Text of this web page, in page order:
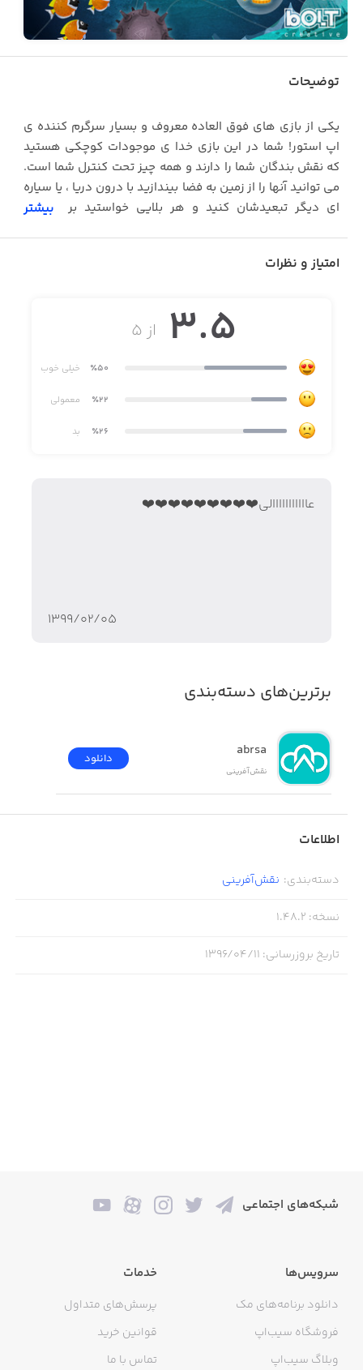
توضیحات
یکی از بازی های فوق العاده معروف و بسیار سرگرم کننده ی
اپ استور! شما در این بازی خدا ی موجودات کوچکی هستید
که نقش بندگان شما را دارند و همه چیز تحت کنترل شما است.
می توانید آنها را از زمین به فضا بیندازید با درون دریا ، یا سیاره
ای دیگر تبعیدشان کنید و هر بلایی خواستید بر سرشان
بیشتر
امتیاز و نظرات
از ۵ 3.5
٪50 خیلی خوب
٪22 معمولی
٪26 بد
عااااااااااالي❤️❤️❤️❤️❤️❤️❤️❤️❤️
۱۳۹۹/۰۲/۰۵
برترین‌های دسته‌بندی
abrsa
نقش‌آفرینی
دانلود
اطلاعات
دسته‌بندی: نقش‌آفرینی
نسخه:
1.48.2
تاریخ بروزرسانی: ۱۳۹۶/۰۴/۱۱
شبکه‌های اجتماعی
سرویس‌ها
دانلود برنامه‌های مک
فروشگاه سیب‌اپ
وبلاگ سیب‌اپ
خدمات
پرسش‌های متداول
قوانین خرید
تماس با ما